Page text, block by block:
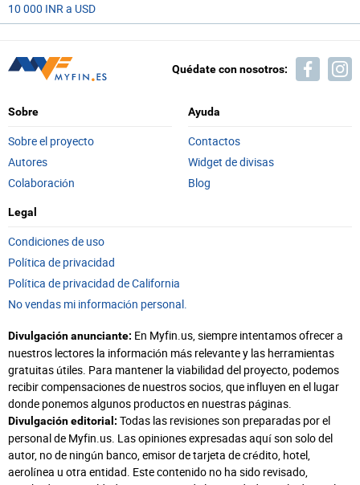
10 000 INR a USD
Quédate con nosotros:
Sobre
Sobre el proyecto
Autores
Colaboración
Ayuda
Contactos
Widget de divisas
Blog
Legal
Condiciones de uso
Política de privacidad
Política de privacidad de California
No vendas mi información personal.
Divulgación anunciante: En Myfin.us, siempre intentamos ofrecer a
nuestros lectores la información más relevante y las herramientas
gratuitas útiles. Para mantener la viabilidad del proyecto, podemos
recibir compensaciones de nuestros socios, que influyen en el lugar
donde ponemos algunos productos en nuestras páginas.
Divulgación editorial: Todas las revisiones son preparadas por el
personal de Myfin.us. Las opiniones expresadas aquí son solo del
autor, no de ningún banco, emisor de tarjeta de crédito, hotel,
aerolínea u otra entidad. Este contenido no ha sido revisado,